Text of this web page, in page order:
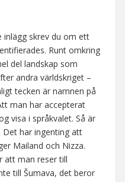
inlägg skrev du om ett
Runt omkring
del landskap som
andra världskriget –
tecken är namnen på
man har accepterat
visa i språkvalet. Så är
Det har ingenting att
Mailand och Nizza.
att man reser till
till Šumava, det beror